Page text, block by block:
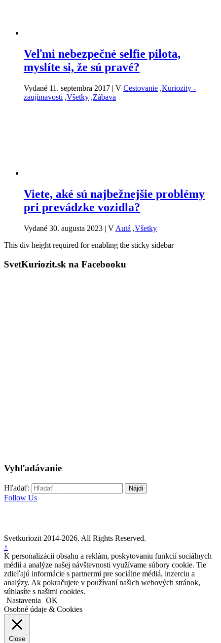
Veľmi nebezpečné selfie pilota,
myslíte si, že sú pravé?
Vydané 11. septembra 2017 | V Cestovanie ,Kuriozity -
zaujímavosti ,Všetky ,Zábava
Viete, aké sú najbežnejšie problémy
pri prevádzke vozidla?
Vydané 30. augusta 2023 | V Autá ,Všetky
This div height required for enabling the sticky sidebar
SvetKuriozit.sk na Facebooku
Vyhľadávanie
Hľadať:
Follow Us
Svetkuriozit 2014-2026. All Rights Reserved.
↑
K personalizácii obsahu a reklám, poskytovaniu funkcií sociálnych
médií a analýze našej návštevnosti využívame súbory cookie. Tie
zdieľajú informácie s partnermi pre sociálne médiá, inzerciu a
analýzy. Ak pokračujete v používaní našich webových stránok,
súhlasíte s našimi cookies.
Nastavenia
OK
Osobné údaje & Cookies
Close